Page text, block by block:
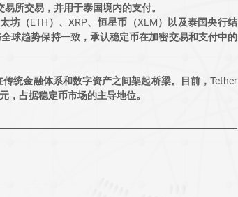
所交易，并用于泰国境内的支付。
坊（ETH）、XRP、恒星币（XLM）以及泰国央行结
球趋势保持一致，承认稳定币在加密交易和支付中的
统金融体系和数字资产之间架起桥梁。目前，Tether
，占据稳定币市场的主导地位。